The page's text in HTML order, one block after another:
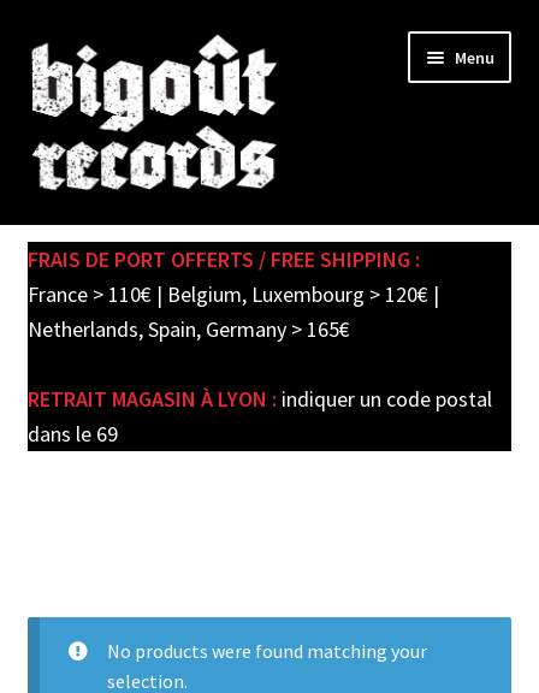
Skip
to
navigation
Skip
to
content
Menu
SHOP
child
PRE-ORDERS
FRAIS DE PORT OFFERTS / FREE SHIPPING :
France > 110€ | Belgium, Luxembourg > 120€ |
Netherlands, Spain, Germany > 165€
RETRAIT MAGASIN À LYON : indiquer un code postal
dans le 69
No products were found matching your
selection.